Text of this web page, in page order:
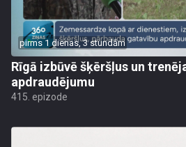
pirms 1 dienas, 3 stundām
Rīgā izbūvē šķēršļus un
apdraudējumu
415. epizode